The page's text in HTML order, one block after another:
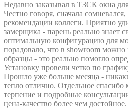
Недавно заказывал в ТЗСК окна
Честно говоря, сначала
рекомендации коллеги. Приятно
замерщика - парень реально знает
оптимальную конфигурацию для
порадовало, что в showroom
образцы - это реально помогло
Установку провели четко по
Прошло уже больше месяца -
тепло отлично. Отдельное спасибо
терпение и подробные
цена-качество более чем достойное.